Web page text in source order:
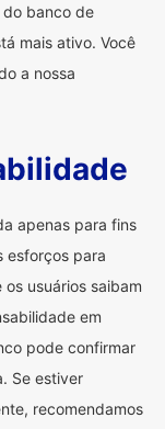
do banco de
mais ativo. Você
a nossa
apenas para fins
esforços para
usuários saibam
em
pode confirmar
Se estiver
recomendamos